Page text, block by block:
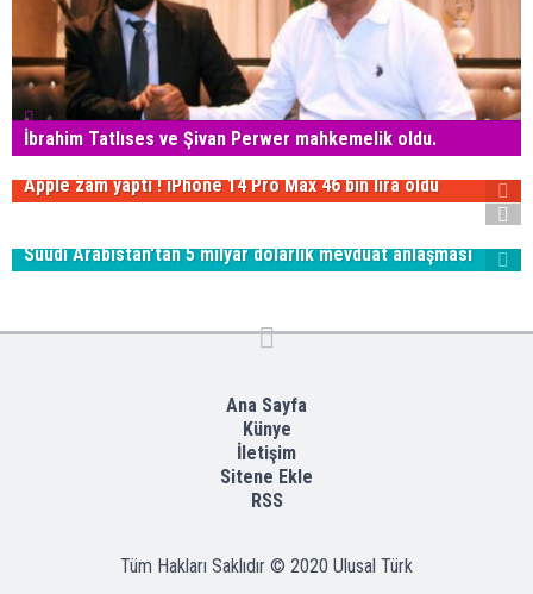
İbrahim Tatlıses ve Şivan Perwer mahkemelik oldu.
Apple zam yaptı ! iPhone 14 Pro Max 46 bin lira oldu
Suudi Arabistan'tan 5 milyar dolarlık mevduat anlaşması
Ana Sayfa
Künye
İletişim
Sitene Ekle
RSS
Tüm Hakları Saklıdır © 2020 Ulusal Türk